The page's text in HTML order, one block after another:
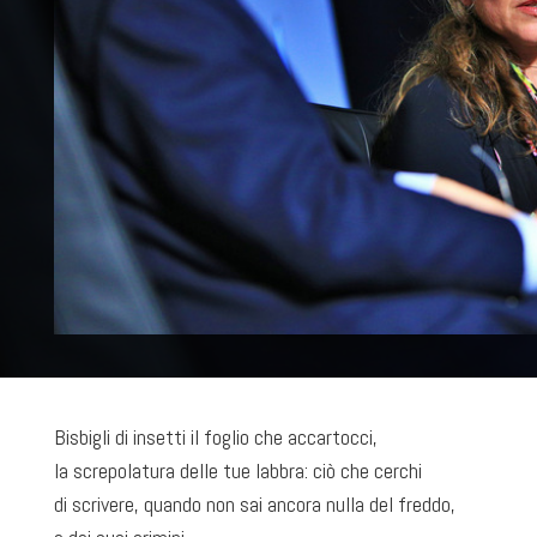
Bisbigli di insetti il foglio che accartocci,
la screpolatura delle tue labbra: ciò che cerchi
di scrivere, quando non sai ancora nulla del freddo,